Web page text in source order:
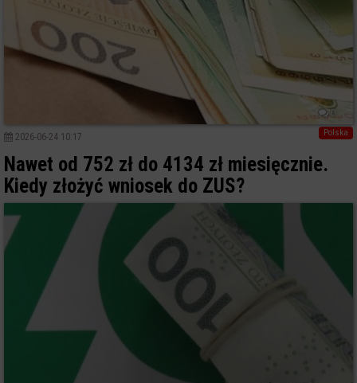
0
Polska
2026-06-24 10:17
Nawet od 752 zł do 4134 zł miesięcznie.
Kiedy złożyć wniosek do ZUS?